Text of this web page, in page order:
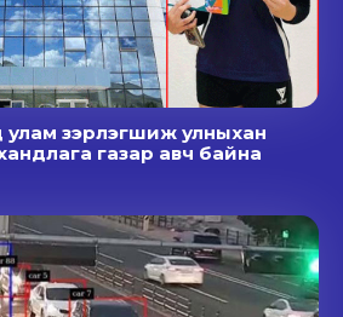
улам зэрлэгшиж улныхан
газар авч байна